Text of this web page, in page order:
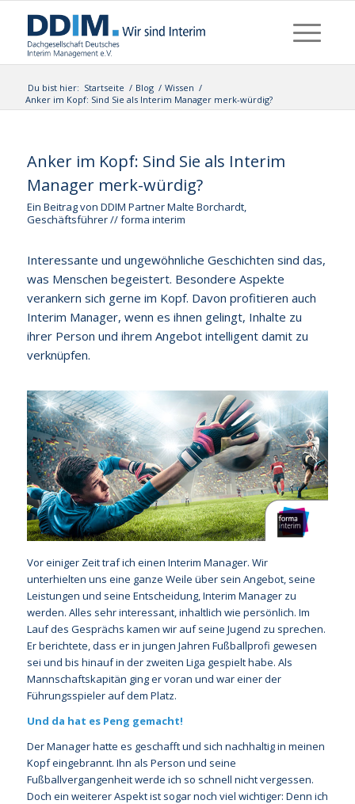
Du bist hier: Startseite / Blog / Wissen /
Anker im Kopf: Sind Sie als Interim Manager merk-würdig?
Anker im Kopf: Sind Sie als Interim
Manager merk-würdig?
Ein Beitrag von DDIM Partner Malte Borchardt,
Geschäftsführer // forma interim
Interessante und ungewöhnliche Geschichten sind das,
was Menschen begeistert. Besondere Aspekte
verankern sich gerne im Kopf. Davon profitieren auch
Interim Manager, wenn es ihnen gelingt, Inhalte zu
ihrer Person und ihrem Angebot intelligent damit zu
verknüpfen.
Vor einiger Zeit traf ich einen Interim Manager. Wir
unterhielten uns eine ganze Weile über sein Angebot, seine
Leistungen und seine Entscheidung, Interim Manager zu
werden. Alles sehr interessant, inhaltlich wie persönlich. Im
Lauf des Gesprächs kamen wir auf seine Jugend zu sprechen.
Er berichtete, dass er in jungen Jahren Fußballprofi gewesen
sei und bis hinauf in der zweiten Liga gespielt habe. Als
Mannschaftskapitän ging er voran und war einer der
Führungsspieler auf dem Platz.
Und da hat es Peng gemacht!
Der Manager hatte es geschafft und sich nachhaltig in meinen
Kopf eingebrannt. Ihn als Person und seine
Fußballvergangenheit werde ich so schnell nicht vergessen.
Doch ein weiterer Aspekt ist sogar noch viel wichtiger: Denn ich